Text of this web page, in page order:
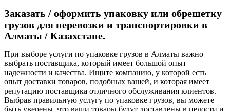
Заказать / оформить упаковку или обрешетку
грузов для перевозки и транспортировки в
Алматы / Казахстане.
При выборе услуги по упаковке грузов в Алматы важно
выбрать поставщика, который имеет большой опыт
надежности и качества. Ищите компанию, у которой есть
опыт доставки товаров, подобных вашей, и которая имеет
репутацию поставщика отличного обслуживания клиентов.
Выбрав правильную услугу по упаковке грузов, вы можете